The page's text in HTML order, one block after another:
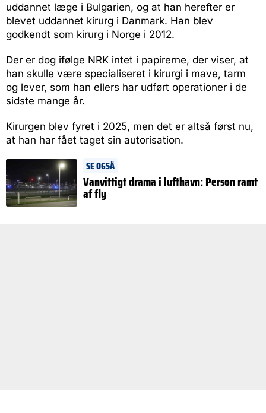
uddannet læge i Bulgarien, og at han herefter er
blevet uddannet kirurg i Danmark. Han blev
godkendt som kirurg i Norge i 2012.
Der er dog ifølge NRK intet i papirerne, der viser, at
han skulle være specialiseret i kirurgi i mave, tarm
og lever, som han ellers har udført operationer i de
sidste mange år.
Kirurgen blev fyret i 2025, men det er altså først nu,
at han har fået taget sin autorisation.
SE OGSÅ
Vanvittigt drama i lufthavn: Person ramt
af fly